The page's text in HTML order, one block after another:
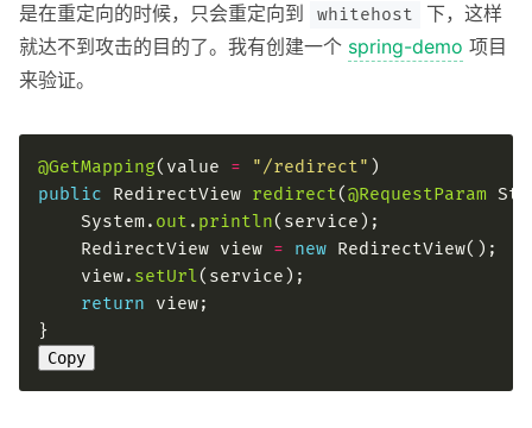
是在重定向的时候，只会重定向到
whitehost
下，这样
就达不到攻击的目的了。我有创建一个 spring-demo 项目
来验证。
@GetMapping(value = "/redirect"
public RedirectView redirect(@RequestParam
    System.
out . println
    RedirectView view
= new
    view.
setUrl
return
Copy